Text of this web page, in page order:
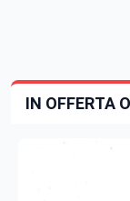
IN OFFERTA